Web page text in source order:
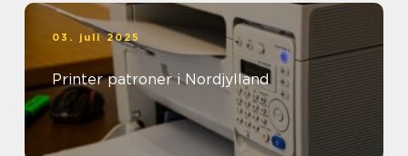
03. juli 2025
Printer patroner i Nordjylland